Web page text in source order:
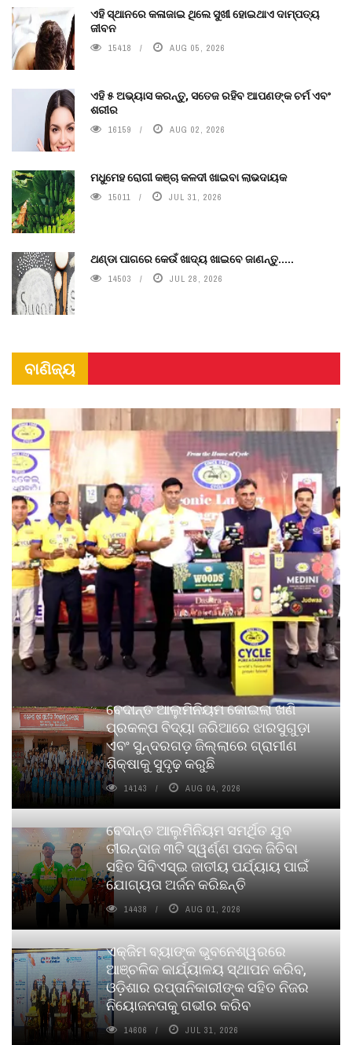
ଏହି ସ୍ଥାନରେ କଳାଜାଇ ଥିଲେ ସୁଖୀ ହୋଇଥାଏ ଦାମ୍ପତ୍ୟ
ଜୀବନ
15418 AUG 05, 2026
ଏହି ୫ ଅଭ୍ୟାସ କରନ୍ତୁ, ସତେଜ ରହିବ ଆପଣଙ୍କ ଚର୍ମ ଏବଂ
ଶରୀର
16159 AUG 02, 2026
ମଧୁମେହ ରୋଗୀ କଞ୍ଚା କଳଦୀ ଖାଇବା ଲାଭଦାୟକ
15011 JUL 31, 2026
ଥଣ୍ଡା ପାଗରେ କେଉଁ ଖାଦ୍ୟ ଖାଇବେ ଜାଣନ୍ତୁ.....
14503 JUL 28, 2026
ବାଣିଜ୍ୟ
ବେଦାନ୍ତ ଆଲୁମିନିୟମ କୋଇଲା ଖଣି
ପ୍ରକଳ୍ପ ବିଦ୍ୟା ଜରିଆରେ ଝାରସୁଗୁଡ଼ା
ଏବଂ ସୁନ୍ଦରଗଡ଼ ଜିଲ୍ଲାରେ ଗ୍ରାମୀଣ
ଶିକ୍ଷାକୁ ସୁଦୃଢ଼ କରୁଛି
14143 AUG 04, 2026
ବେଦାନ୍ତ ଆଲୁମିନିୟମ ସମର୍ଥିତ ଯୁବ
ତୀରନ୍ଦାଜ ୩ଟି ସ୍ୱର୍ଣ୍ଣ ପଦକ ଜିତିବା
ସହିତ ସିବିଏସ୍ଇ ଜାତୀୟ ପର୍ଯ୍ୟାୟ ପାଇଁ
ଯୋଗ୍ୟତା ଅର୍ଜନ କରିଛନ୍ତି
14438 AUG 01, 2026
ଏକ୍ଜିମ ବ୍ୟାଙ୍କ ଭୁବନେଶ୍ୱରରେ
ଆଞ୍ଚଳିକ କାର୍ଯ୍ୟାଳୟ ସ୍ଥାପନ କରିବ,
ଓଡ଼ିଶାର ରପ୍ତାନିକାରୀଙ୍କ ସହିତ ନିଜର
ନିୟୋଜନତାକୁ ଗଭୀର କରିବ
14606 JUL 31, 2026